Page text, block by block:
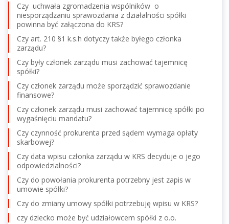
Czy uchwała zgromadzenia wspólników o
niesporządzaniu sprawozdania z działalności spółki
powinna być załączona do KRS?
Czy art. 210 §1 k.s.h dotyczy także byłego członka
zarządu?
Czy były członek zarządu musi zachować tajemnicę
spółki?
Czy członek zarządu może sporządzić sprawozdanie
finansowe?
Czy członek zarządu musi zachować tajemnicę spółki po
wygaśnięciu mandatu?
Czy czynność prokurenta przed sądem wymaga opłaty
skarbowej?
Czy data wpisu członka zarządu w KRS decyduje o jego
odpowiedzialności?
Czy do powołania prokurenta potrzebny jest zapis w
umowie spółki?
Czy do zmiany umowy spółki potrzebuję wpisu w KRS?
czy dziecko może być udziałowcem spółki z o.o.